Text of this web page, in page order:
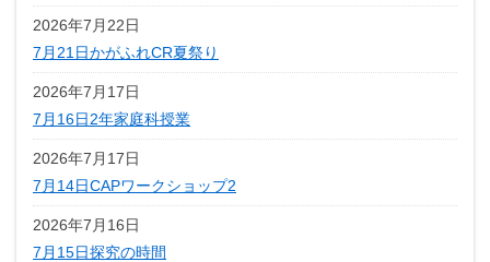
2026年7月22日
7月21日かがふれCR夏祭り
2026年7月17日
7月16日2年家庭科授業
2026年7月17日
7月14日CAPワークショップ2
2026年7月16日
7月15日探究の時間